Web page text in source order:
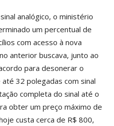
analógico, o ministério
um percentual de
com acesso à nova
anterior buscava, junto ao
para desonerar o
32 polegadas com sinal
completa do sinal até o
obter um preço máximo de
custa cerca de R$ 800,